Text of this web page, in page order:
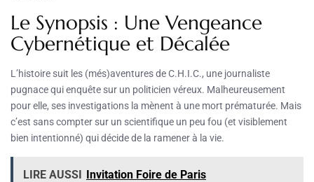
Le Synopsis : Une Vengeance
Cybernétique et Décalée
L’histoire suit les (més)aventures de C.H.I.C., une journaliste
pugnace qui enquête sur un politicien véreux. Malheureusement
pour elle, ses investigations la mènent à une mort prématurée. Mais
c’est sans compter sur un scientifique un peu fou (et visiblement
bien intentionné) qui décide de la ramener à la vie.
LIRE AUSSI Invitation Foire de Paris